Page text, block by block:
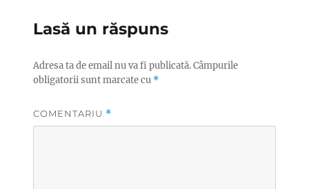
Lasă un răspuns
Adresa ta de email nu va fi publicată.Câmpurile
obligatorii sunt marcate cu *
COMENTARIU *